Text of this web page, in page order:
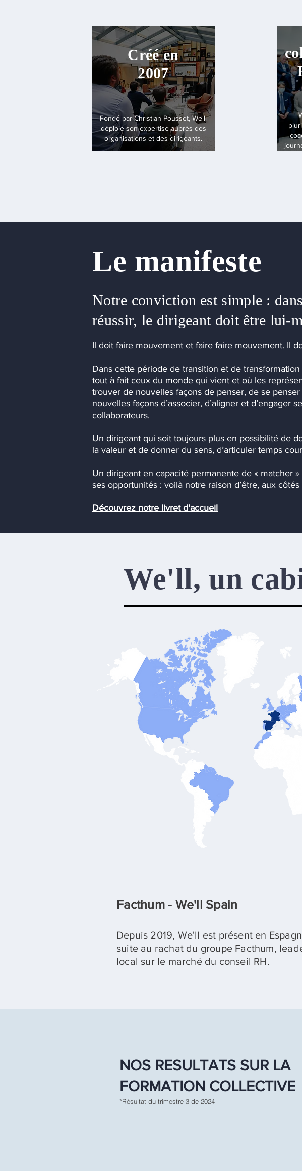
Créé en
2007
Fondé par Christian Pousset, We'll
déploie son expertise auprès des
organisations et des dirigeants.
Le manifeste
Notre conviction est simple :
réussir, le dirigeant doit être lui-
Il doit faire mouvement et faire faire mouvement. Il
Dans cette période de transition et de
tout à fait ceux du monde qui vient et où les
trouver de nouvelles façons de penser, de se
nouvelles façons d’associer, d’aligner et d’engager
collaborateurs.
Un dirigeant qui soit toujours plus en possibilité de
la valeur et de donner du sens, d’articuler temps
Un dirigeant en capacité permanente de « matcher
ses opportunités : voilà notre raison d’être, aux
Découvrez notre livret d'accueil
We'll, un
Facthum - We'll Spain
Depuis 2019, We'll est présent en
suite au rachat du groupe Facthum,
local sur le marché du conseil RH.
NOS RESULTATS SUR LA
FORMATION COLLECTIVE
*Résultat du trimestre 3 de 2024